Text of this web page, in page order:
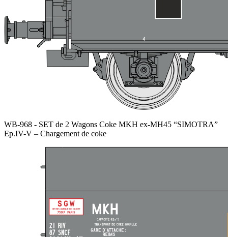
WB-968 - SET de 2 Wagons Coke MKH ex-MH45 “SIMOTRA”
Ep.IV-V – Chargement de coke